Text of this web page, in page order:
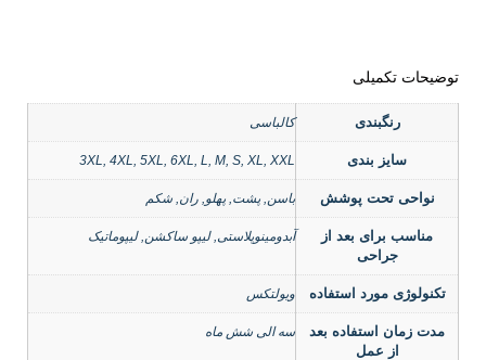
توضیحات تکمیلی
رنگبندی کالباسی
سایز بندی 3XL, 4XL, 5XL, 6XL, L, M, S, XL, XXL
نواحی تحت پوشش باسن, پشت, پهلو, ران, شکم
مناسب برای بعد از
جراحی
آبدومینوپلاستی, لیپو ساکشن, لیپوماتیک
تکنولوژی مورد استفاده ویولتکس
مدت زمان استفاده بعد
از عمل
سه الی شش ماه